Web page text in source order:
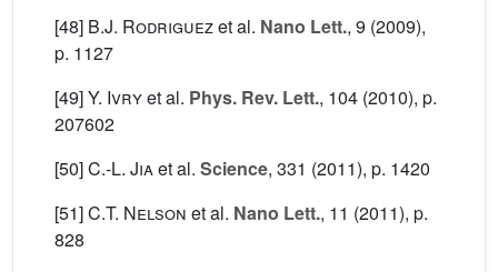
[48] B.J. Rodriguezet al. Nano Lett., 9 (2009),
p. 1127
[49]Y. Ivryet al. Phys. Rev. Lett., 104 (2010), p.
207602
[50]C.-L. Jiaet al. Science, 331 (2011), p. 1420
[51]C.T. Nelson et al. Nano Lett., 11 (2011), p.
828